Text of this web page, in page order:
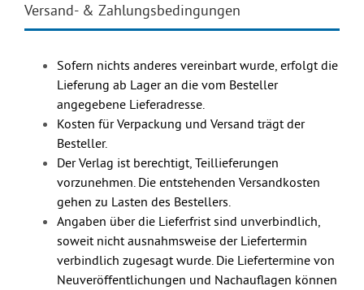
Versand- & Zahlungsbedingungen
Sofern nichts anderes vereinbart wurde, erfolgt die
Lieferung ab Lager an die vom Besteller
angegebene Lieferadresse.
Kosten für Verpackung und Versand trägt der
Besteller.
Der Verlag ist berechtigt, Teillieferungen
vorzunehmen. Die entstehenden Versandkosten
gehen zu Lasten des Bestellers.
Angaben über die Lieferfrist sind unverbindlich,
soweit nicht ausnahmsweise der Liefertermin
verbindlich zugesagt wurde. Die Liefertermine von
Neuveröffentlichungen und Nachauflagen können